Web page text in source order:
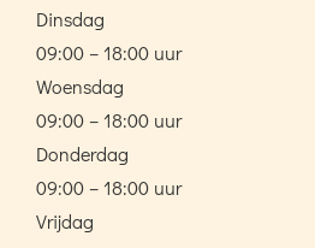
Dinsdag
09:00 – 18:00 uur
Woensdag
09:00 – 18:00 uur
Donderdag
09:00 – 18:00 uur
Vrijdag